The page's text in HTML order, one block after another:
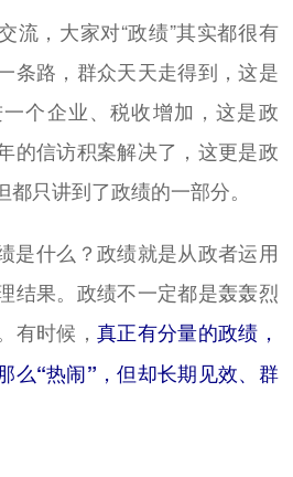
，大家对“政绩”其实都很有
条路，群众天天走得到，这是
个企业、税收增加，这是政
的信访积案解决了，这更是政
只讲到了政绩的一部分。
什么？政绩就是从政者运用
结果。政绩不一定都是轰轰烈
有时候， 真正有分量的政绩，
么“热闹”，但却长期见效、群